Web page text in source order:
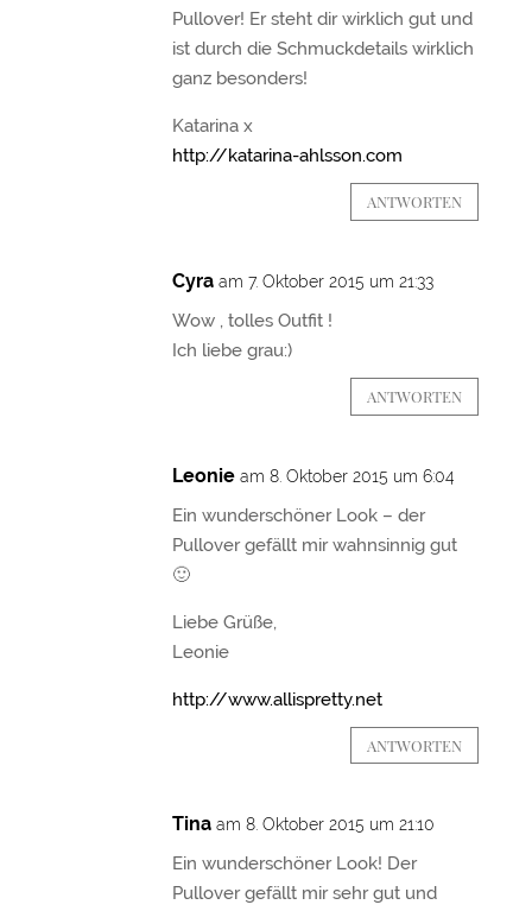
Pullover! Er steht dir wirklich gut und
ist durch die Schmuckdetails wirklich
ganz besonders!
Katarina x
http://katarina-ahlsson.com
ANTWORTEN
Cyra am 7. Oktober 2015 um 21:33
Wow , tolles Outfit !
Ich liebe grau:)
ANTWORTEN
Leonie am 8. Oktober 2015 um 6:04
Ein wunderschöner Look – der
Pullover gefällt mir wahnsinnig gut
🙂
Liebe Grüße,
Leonie
http://www.allispretty.net
ANTWORTEN
Tina am 8. Oktober 2015 um 21:10
Ein wunderschöner Look! Der
Pullover gefällt mir sehr gut und